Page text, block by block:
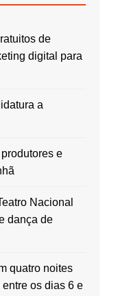
de
digital para
a
e
Nacional
dança de
quatro noites
os dias 6 e